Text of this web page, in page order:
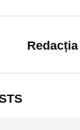
Redacția